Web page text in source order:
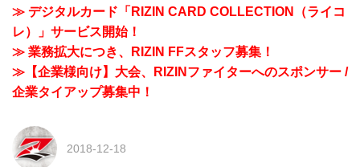
≫ デジタルカード「RIZIN CARD COLLECTION（ライコ
レ）」サービス開始！
≫ 業務拡大につき、RIZIN FFスタッフ募集！
≫【企業様向け】大会、RIZINファイターへのスポンサー /
企業タイアップ募集中！
2018-12-18